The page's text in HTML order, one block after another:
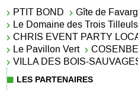
PTIT BOND
Gîte de
Le Domaine des Trois Tilleuls
CHRIS EVENT PARTY
Le Pavillon Vert
VILLA DES BOIS-
LES PARTENAIRES